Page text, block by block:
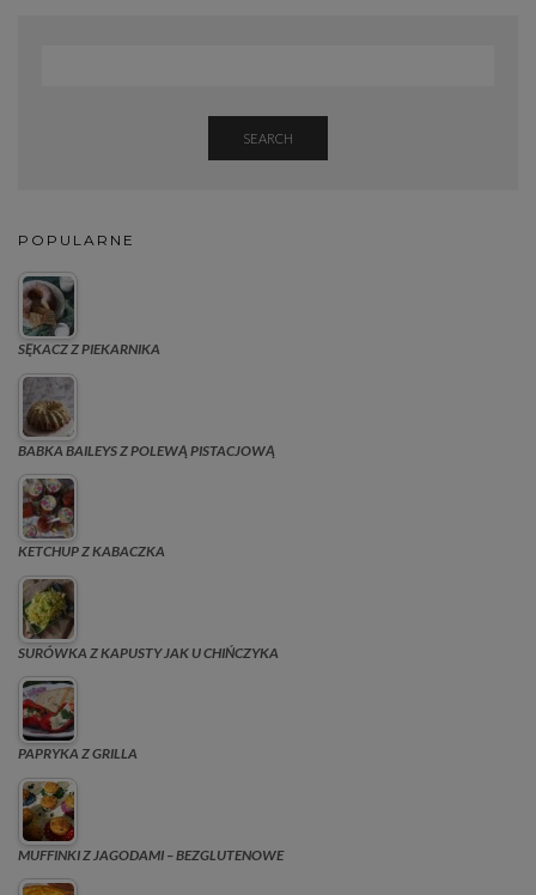
SEARCH
POPULARNE
SĘKACZ Z PIEKARNIKA
BABKA BAILEYS Z POLEWĄ PISTACJOWĄ
KETCHUP Z KABACZKA
SURÓWKA Z KAPUSTY JAK U CHIŃCZYKA
PAPRYKA Z GRILLA
MUFFINKI Z JAGODAMI – BEZGLUTENOWE